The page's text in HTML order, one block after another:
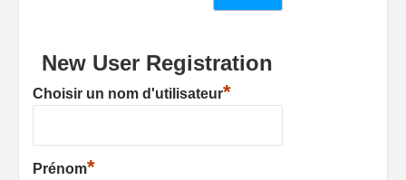
New User Registration
Choisir un nom d'utilisateur*
Prénom*